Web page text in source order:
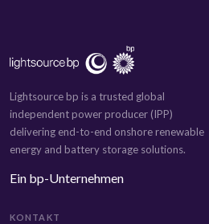
Lightsource bp is a trusted global
independent power producer (IPP)
delivering end-to-end onshore renewable
energy and battery storage solutions.
Ein bp-Unternehmen
KONTAKT